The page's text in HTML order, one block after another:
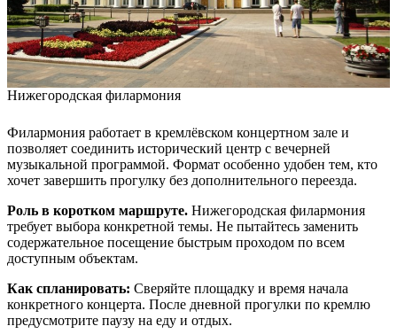
Нижегородская филармония
Филармония работает в кремлёвском концертном зале и
позволяет соединить исторический центр с вечерней
музыкальной программой. Формат особенно удобен тем, кто
хочет завершить прогулку без дополнительного переезда.
Роль в коротком маршруте. Нижегородская филармония
требует выбора конкретной темы. Не пытайтесь заменить
содержательное посещение быстрым проходом по всем
доступным объектам.
Как спланировать: Сверяйте площадку и время начала
конкретного концерта. После дневной прогулки по кремлю
предусмотрите паузу на еду и отдых.